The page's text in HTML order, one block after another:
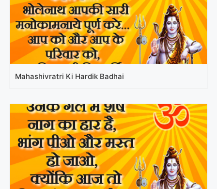
Mahashivratri Ki Hardik Badhai